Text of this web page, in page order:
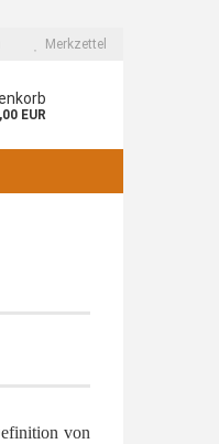
Merkzettel
EUR
von